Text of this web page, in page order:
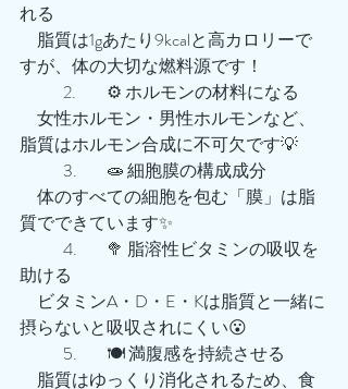
れる
脂質は1gあたり9kcalと高カロリーで
すが、体の大切な燃料源です！
	2.	⚙️ ホルモンの材料になる
女性ホルモン・男性ホルモンなど、
脂質はホルモン合成に不可欠です💡
	3.	🧫 細胞膜の構成成分
体のすべての細胞を包む「膜」は脂
質でできています✨
助ける
ビタミンA・D・E・Kは脂質と一緒に
摂らないと吸収されにくい😮
	5.	🍽️ 満腹感を持続させる
脂質はゆっくり消化されるため、食